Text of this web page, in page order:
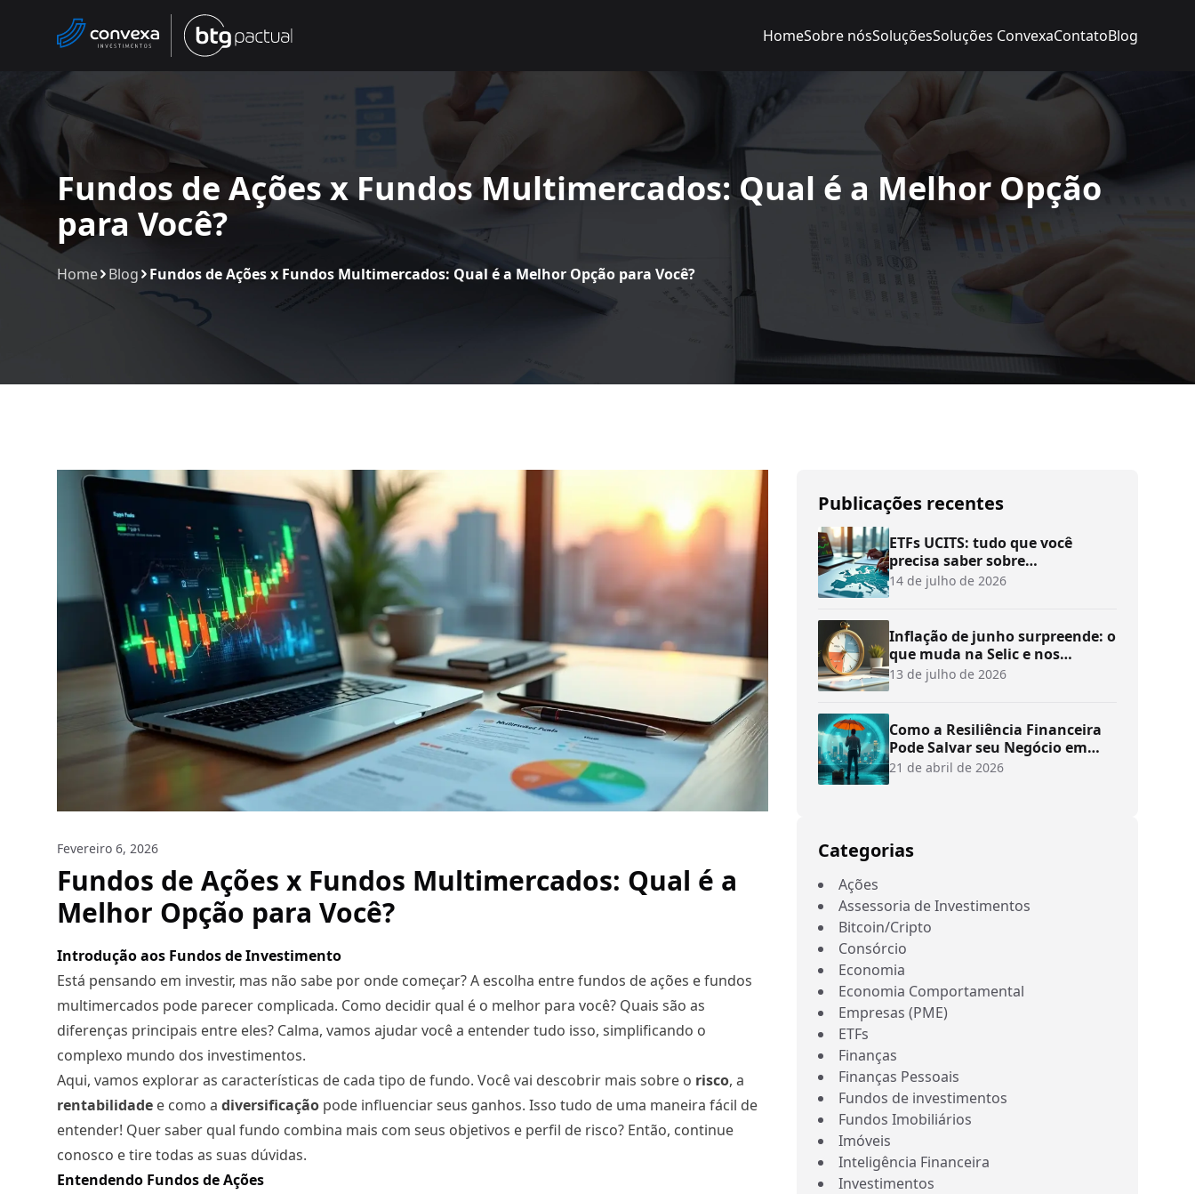
HomeSobre nósSoluçõesSoluções ConvexaContatoBlog
Fundos de Ações x Fundos Multimercados: Qual é a Melhor Opção
para Você?
Home Blog Fundos de Ações x Fundos Multimercados: Qual é a Melhor Opção para Você?
Fevereiro 6, 2026
Fundos de Ações x Fundos Multimercados: Qual é a
Melhor Opção para Você?
Introdução aos Fundos de Investimento
Está pensando em investir, mas não sabe por onde começar? A escolha entre fundos de ações e fundos
multimercados pode parecer complicada. Como decidir qual é o melhor para você? Quais são as
diferenças principais entre eles? Calma, vamos ajudar você a entender tudo isso, simplificando o
complexo mundo dos investimentos.
Aqui, vamos explorar as características de cada tipo de fundo. Você vai descobrir mais sobre o risco, a
rentabilidade e como a diversificação pode influenciar seus ganhos. Isso tudo de uma maneira fácil de
entender! Quer saber qual fundo combina mais com seus objetivos e perfil de risco? Então, continue
conosco e tire todas as suas dúvidas.
Entendendo Fundos de Ações
Publicações recentes
ETFs UCITS: tudo que você
precisa saber sobre
investimentos
14 de julho de 2026
Inflação de junho surpreende: o
que muda na Selic e nos
investimentos?
13 de julho de 2026
Como a Resiliência Financeira
Pode Salvar seu Negócio em
Tempos de Crise
21 de abril de 2026
Categorias
Ações
Assessoria de Investimentos
Bitcoin/Cripto
Consórcio
Economia
Economia Comportamental
Empresas (PME)
ETFs
Finanças
Finanças Pessoais
Fundos de investimentos
Fundos Imobiliários
Imóveis
Inteligência Financeira
Investimentos